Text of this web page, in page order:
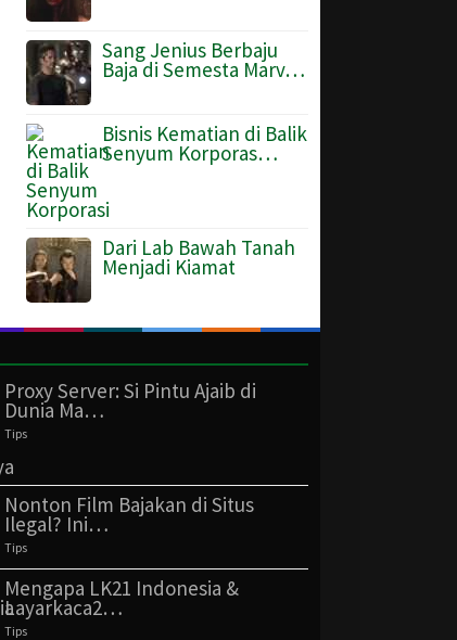
Sang Jenius Berbaju
Baja di Semesta Marv…
Bisnis Kematian di Balik
Senyum Korporas…
Dari Lab Bawah Tanah
Menjadi Kiamat
Proxy Server: Si Pintu Ajaib di
Dunia Ma…
Tips
Nonton Film Bajakan di Situs
Ilegal? Ini…
Tips
Mengapa LK21 Indonesia &
Layarkaca2…
Tips